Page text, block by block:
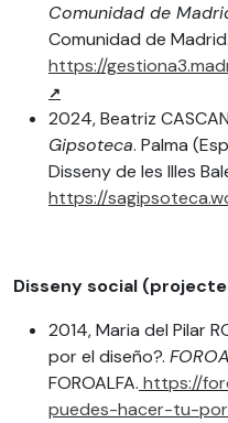
Comunidad de
Comunidad de Madrid.
https://
2024, Beatriz
Gipsoteca. Palma
Disseny de les Illes
https://
Disseny social
2014, Maria del Pilar
por el diseño?.
FOROALFA. https://
puedes-hacer-tu-